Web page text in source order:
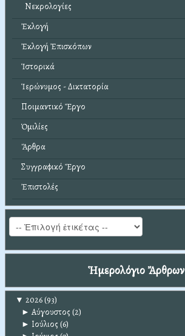
Νεκρολογίες
Ἐκλογή
Ἐκλογή Ἐπισκόπων
Ἱστορικά
Ἱερώνυμος - Δικτατορία
Ποιμαντικό Ἔργο
Ὁμιλίες
Ἄρθρα
Συγγραφικό Ἔργο
Ἐπιστολές
Ἡμερολόγιο Ἄρθρων
▼ 2026(93)
► Αύγουστος (2)
► Ιούλιος (6)